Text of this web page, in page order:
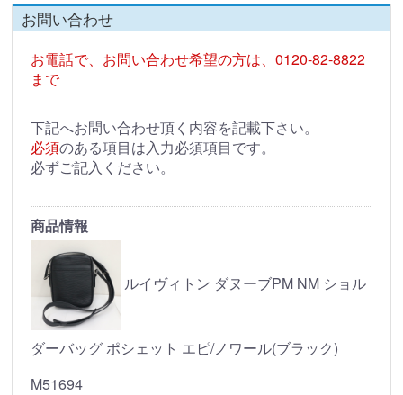
お問い合わせ
お電話で、お問い合わせ希望の方は、0120-82-8822
まで
下記へお問い合わせ頂く内容を記載下さい。
必須のある項目は入力必須項目です。
必ずご記入ください。
商品情報
ルイヴィトン ダヌーブPM NM ショル
ダーバッグ ポシェット エピ/ノワール(ブラック)
M51694